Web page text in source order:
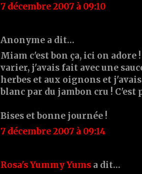
7 décembre 2007 à 09:10
Anonyme a dit…
Miam c'est bon ça, ici on
varier, j'avais fait avec une
herbes et aux oignons et
blanc par du jambon cru ! C'est
Bises et bonne journée !
7 décembre 2007 à 09:14
Rosa's Yummy Yums a dit…